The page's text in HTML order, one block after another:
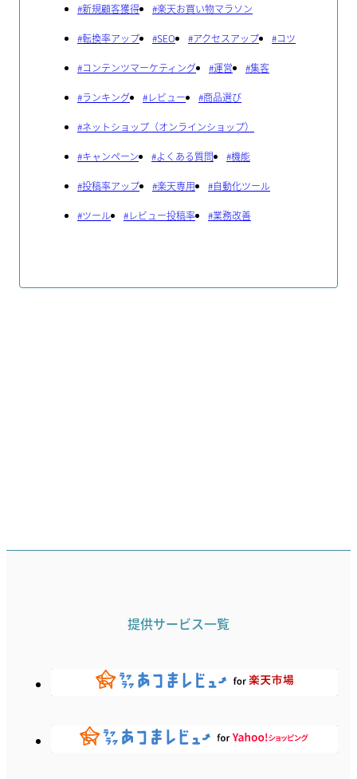
#新規顧客獲得 #楽天お買い物マラソン
#転換率アップ #SEO #アクセスアップ #コツ
#コンテンツマーケティング #運営 #集客
#ランキング #レビュー #商品選び
#ネットショップ（オンラインショップ）
#キャンペーン #よくある質問 #機能
#投稿率アップ #楽天専用 #自動化ツール
#ツール #レビュー投稿率 #業務改善
提供サービス一覧